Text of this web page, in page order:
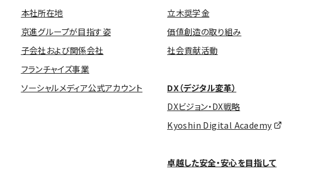
本社所在地
京進グループが目指す姿
子会社および関係会社
フランチャイズ事業
ソーシャルメディア公式アカウント
立木奨学金
価値創造の取り組み
社会貢献活動
DX（デジタル変革）
DXビジョン・DX戦略
Kyoshin Digital Academy
卓越した安全・安心を目指して